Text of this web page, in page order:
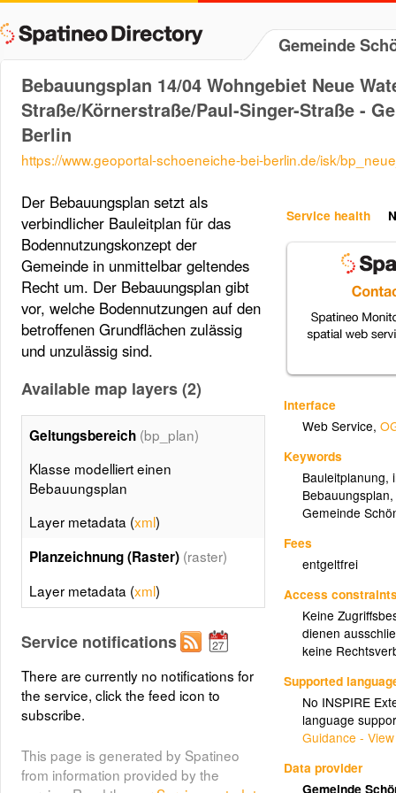
Gemeinde
Bebauungsplan 14/04 Wohngebiet Neue
Straße/Körnerstraße/Paul-Singer-Straße -
Berlin
https://www.geoportal-schoeneiche-bei-berlin.de/isk/
Service health
Interface
Web Service,
Keywords
Bauleitplanung,
Bebauungsplan
Gemeinde
Fees
entgeltfrei
Access
Keine
dienen
keine
Supported
No INSPIRE
language
Guidance -
Data provider
Gemeinde
Der Bebauungsplan setzt als
verbindlicher Bauleitplan für das
Bodennutzungskonzept der
Gemeinde in unmittelbar geltendes
Recht um. Der Bebauungsplan gibt
vor, welche Bodennutzungen auf den
betroffenen Grundflächen zulässig
und unzulässig sind.
Available map layers (2)
Geltungsbereich (bp_plan)
Klasse modelliert einen
Bebauungsplan
Layer metadata (xml)
Planzeichnung (Raster) (raster)
Layer metadata (xml)
Service notifications
There are currently no notifications for
the service, click the feed icon to
subscribe.
This page is generated by Spatineo
from information provided by the